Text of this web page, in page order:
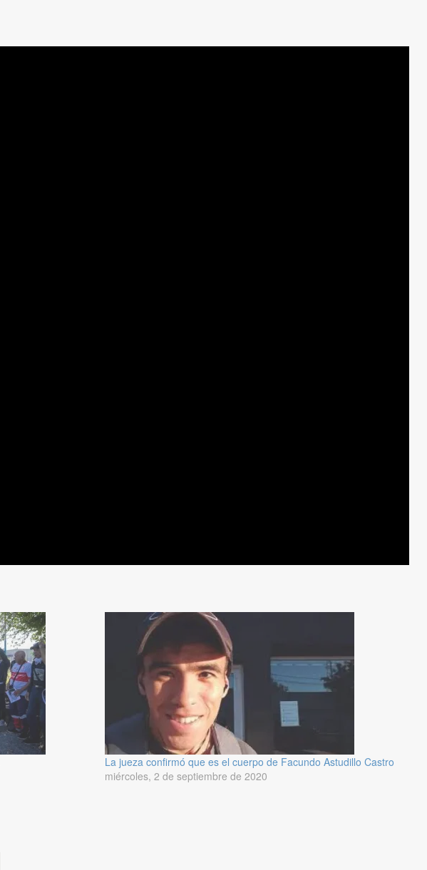
La jueza confirmó que es el cuerpo de Facundo Astudillo Castro
miércoles, 2 de septiembre de 2020